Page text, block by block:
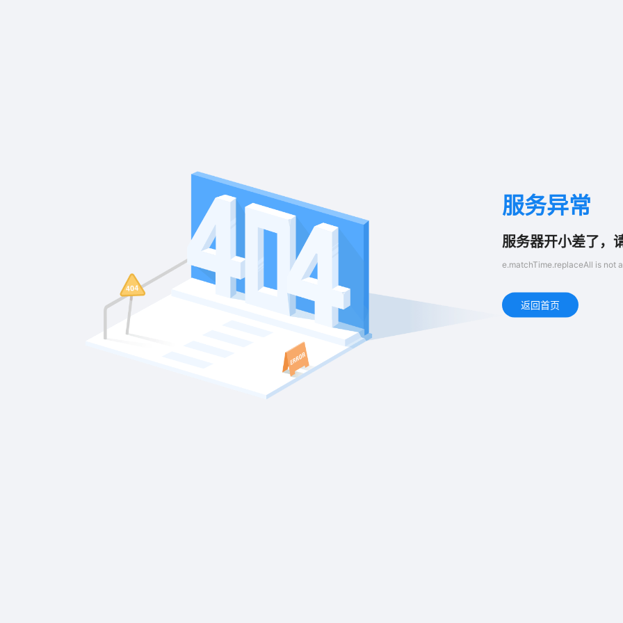
服务异常
服务器开小差了，
e.matchTime.replaceAll is not
返回首页